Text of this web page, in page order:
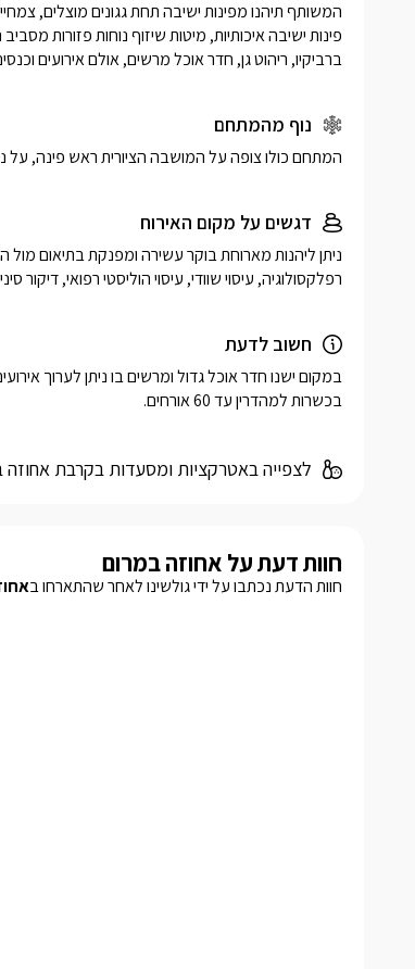
ברביקיו, ריהוט גן, חדר אוכל מרשים, אולם אירועים
נוף מהמתחם
המתחם כולו צופה על המושבה הציורית ראש פינה, על
דגשים על מקום האירוח
רפלקסולוגיה, עיסוי שוודי, עיסוי הוליסטי רפואי, דיקור
חשוב לדעת
בכשרות למהדרין עד 60 אורחים.
לצפייה באטרקציות ומסעדות בקרבת אחוזה
חוות דעת על אחוזה במרום
חוות הדעת נכתבו על ידי גולשינו לאחר שהתארחו ב